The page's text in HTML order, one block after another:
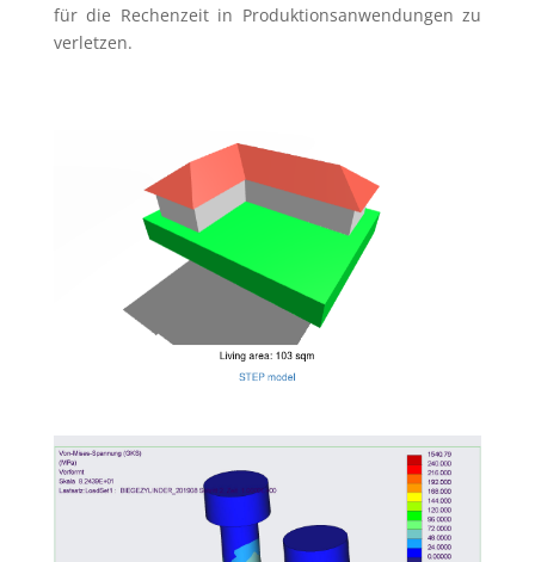
für die Rechenzeit in Produktionsanwendungen zu
verletzen.